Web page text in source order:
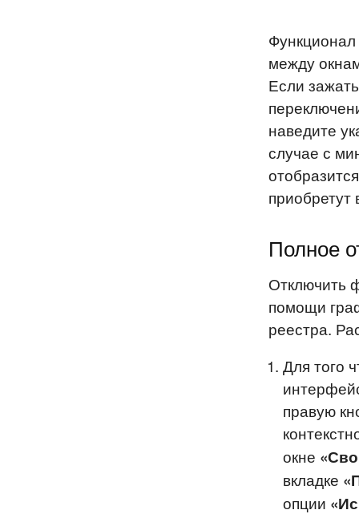
между
Если
наведите
случае с
Полное
Отключить
помощи
реестра.
Для того
правую
окне
вкладке
опции